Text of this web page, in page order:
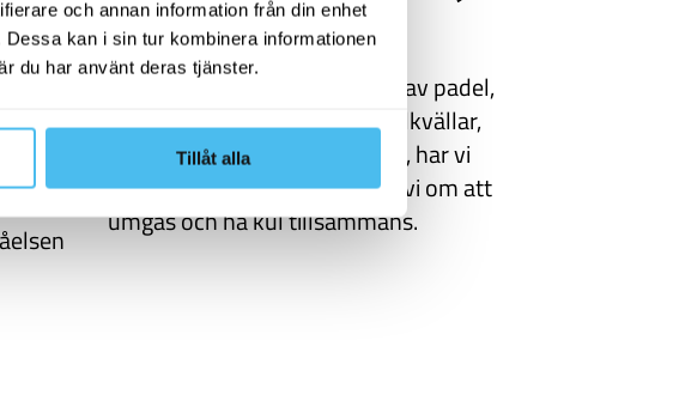
och annan information från din enhet
kan i sin tur kombinera informationen
du har använt deras tjänster.
Tillåt alla
med
du
aktiviteter
Oavsett om du är intresserad av padel,
yoga, filmkvällar, löpning, spelkvällar,
kaffeprovningar eller karaoke, har vi
något för dig. På VASS tycker vi om att
umgås och ha kul tillsammans.